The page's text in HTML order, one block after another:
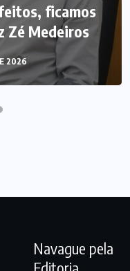
ficamos
Zé Medeiros
2026
Navague pela